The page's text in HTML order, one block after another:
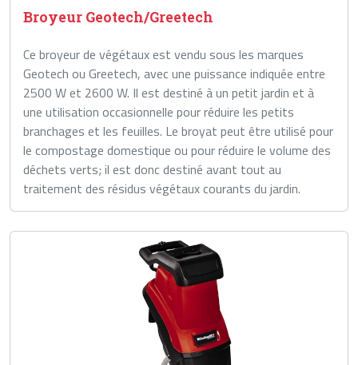
Broyeur Geotech/Greetech
Ce broyeur de végétaux est vendu sous les marques
Geotech ou Greetech, avec une puissance indiquée entre
2500 W et 2600 W. Il est destiné à un petit jardin et à
une utilisation occasionnelle pour réduire les petits
branchages et les feuilles. Le broyat peut être utilisé pour
le compostage domestique ou pour réduire le volume des
déchets verts; il est donc destiné avant tout au
traitement des résidus végétaux courants du jardin.